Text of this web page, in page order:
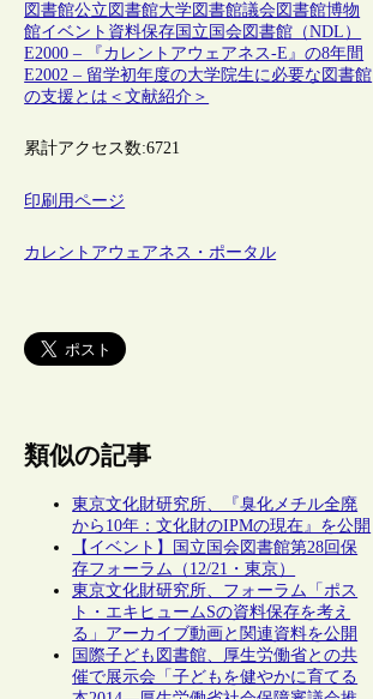
図書館公立図書館大学図書館議会図書館博物
館イベント 資料保存国立国会図書館（NDL）
E2000 – 『カレントアウェアネス-E』の8年間
E2002 – 留学初年度の大学院生に必要な図書館
の支援とは＜文献紹介＞
累計アクセス数:6721
印刷用ページ
カレントアウェアネス・ポータル
類似の記事
東京文化財研究所、『臭化メチル全廃
から10年：文化財のIPMの現在』を公開
【イベント】国立国会図書館第28回保
存フォーラム（12/21・東京）
東京文化財研究所、フォーラム「ポス
ト・エキヒュームSの資料保存を考え
る」アーカイブ動画と関連資料を公開
国際子ども図書館、厚生労働省との共
催で展示会「子どもを健やかに育てる